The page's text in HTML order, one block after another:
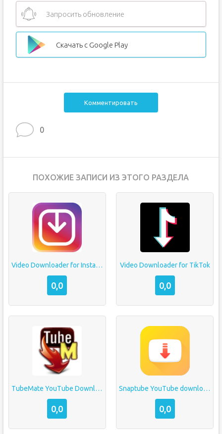
Запросить обновление
Скачать с Google Play
Комментировать
0
ПОХОЖИЕ ЗАПИСИ ИЗ ЭТОГО РАЗДЕЛА
Video Downloader for Instagram
0,0
Video Downloader for TikTok
0,0
TubeMate YouTube Downloader
0,0
Snaptube YouTube downloader & MP3 converter
0,0